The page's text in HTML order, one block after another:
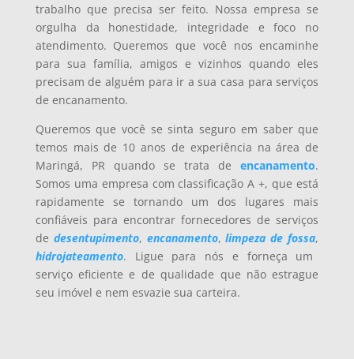
trabalho que precisa ser feito. Nossa empresa se
orgulha da honestidade, integridade e foco no
atendimento. Queremos que você nos encaminhe
para sua família, amigos e vizinhos quando eles
precisam de alguém para ir a sua casa para serviços
de encanamento.
Queremos que você se sinta seguro em saber que
temos mais de 10 anos de experiência na área de
Maringá, PR quando se trata de encanamento.
Somos uma empresa com classificação A +, que está
rapidamente se tornando um dos lugares mais
confiáveis para encontrar fornecedores de serviços
de desentupimento, encanamento, limpeza de fossa,
hidrojateamento. Ligue para nós e forneça um
serviço eficiente e de qualidade que não estrague
seu imóvel e nem esvazie sua carteira.